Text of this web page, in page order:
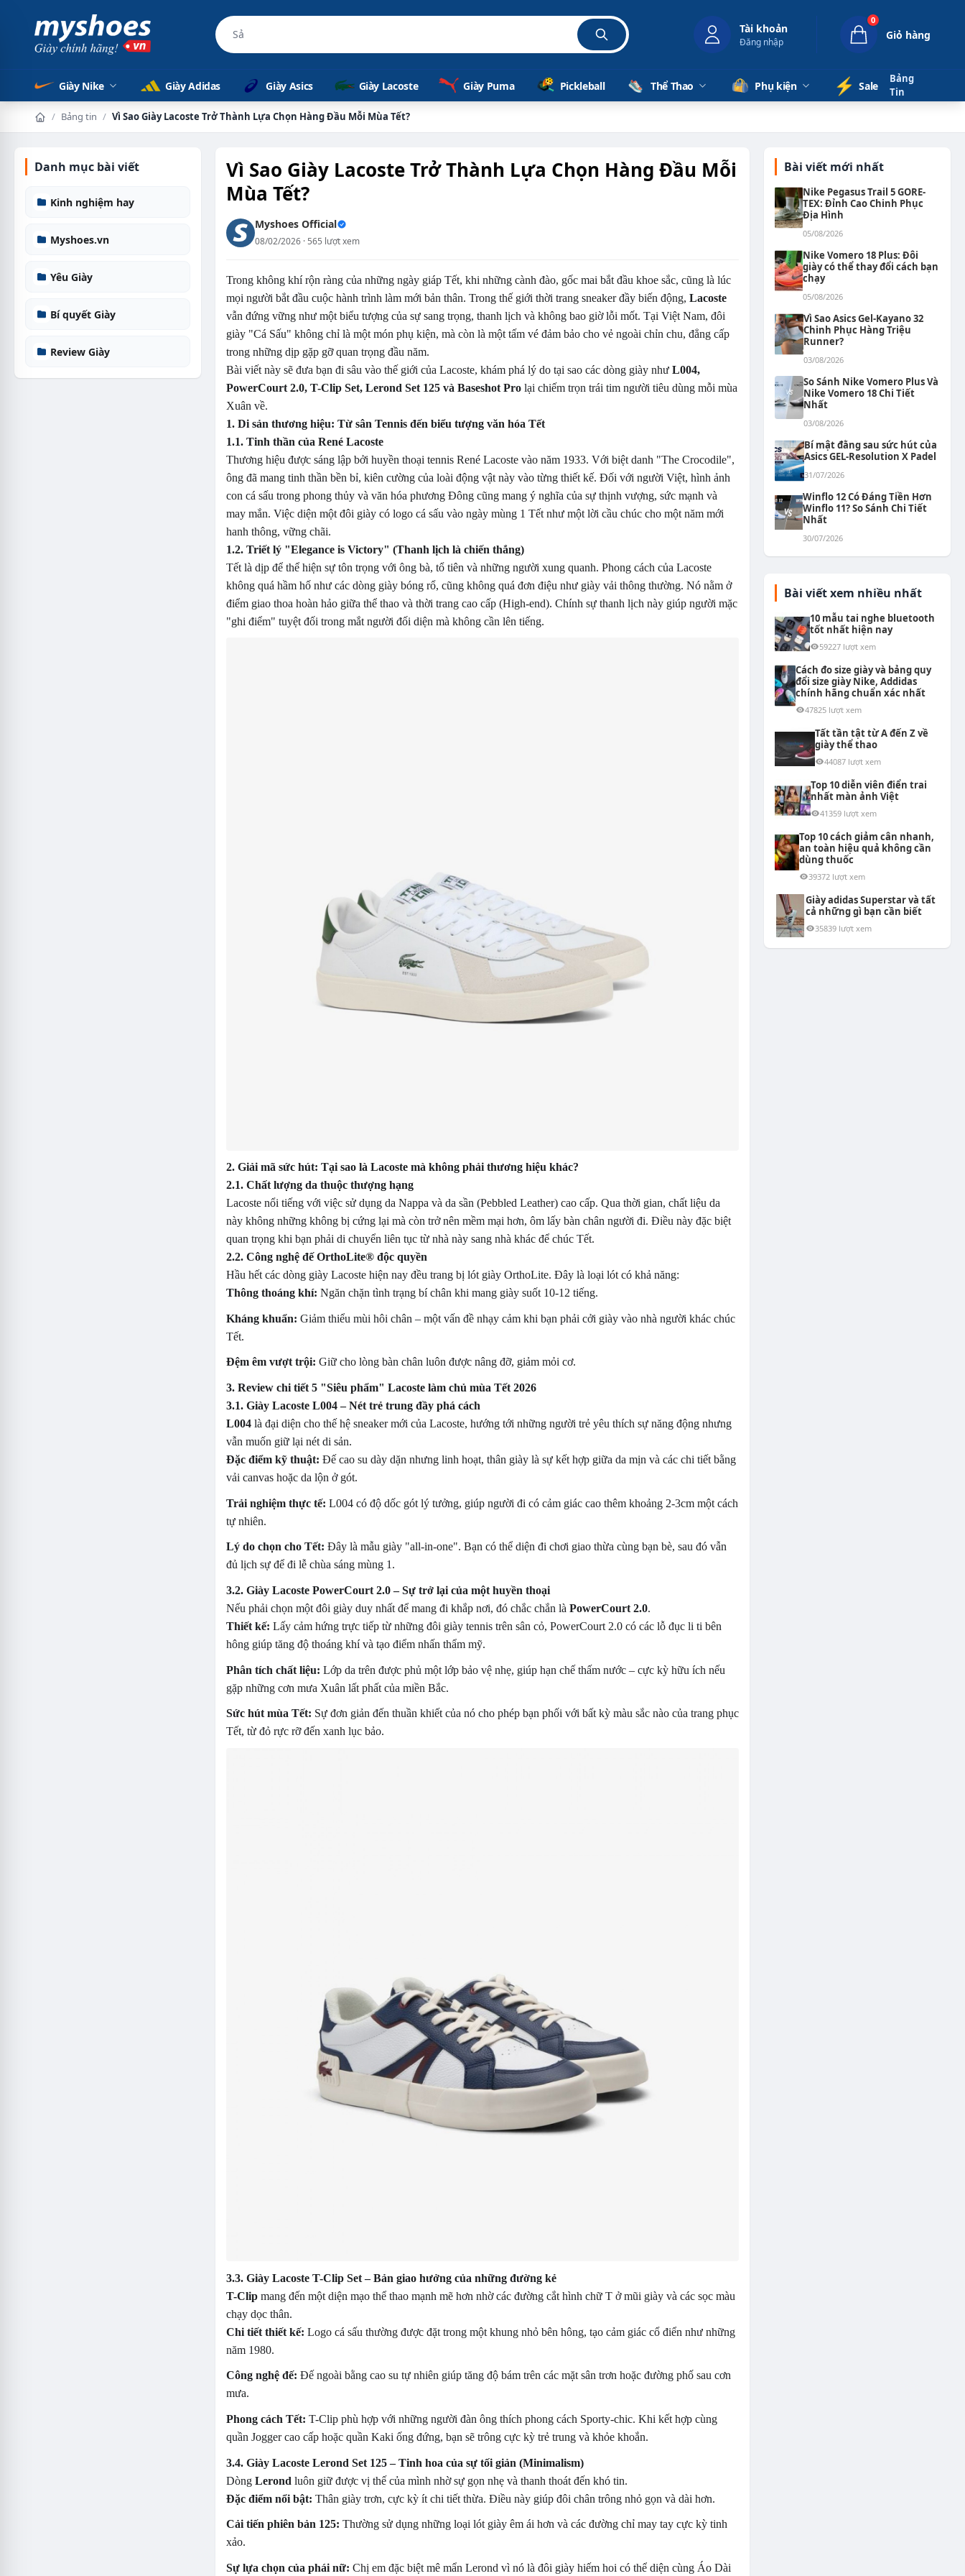
Sản phẩm chính Tài khoản
Đăng nhập
0
Giỏ hàng
Giày Nike Giày Adidas Giày Asics Giày Lacoste Giày Puma Pickleball Thể Thao Phụ kiện ⚡️ Sale
Bảng
Tin
/ Bảng tin / Vì Sao Giày Lacoste Trở Thành Lựa Chọn Hàng Đầu Mỗi Mùa Tết?
Danh mục bài viết
Kinh nghiệm hay
Myshoes.vn
Yêu Giày
Bí quyết Giày
Review Giày
Vì Sao Giày Lacoste Trở Thành Lựa Chọn Hàng Đầu Mỗi
Mùa Tết?
Myshoes Official
08/02/2026 · 565 lượt xem
Trong không khí rộn ràng của những ngày giáp Tết, khi những cành đào, gốc mai bắt đầu khoe sắc, cũng là lúc
mọi người bắt đầu cuộc hành trình làm mới bản thân. Trong thế giới thời trang sneaker đầy biến động, Lacoste
vẫn đứng vững như một biểu tượng của sự sang trọng, thanh lịch và không bao giờ lỗi mốt. Tại Việt Nam, đôi
giày "Cá Sấu" không chỉ là một món phụ kiện, mà còn là một tấm vé đảm bảo cho vẻ ngoài chỉn chu, đẳng cấp
trong những dịp gặp gỡ quan trọng đầu năm.
Bài viết này sẽ đưa bạn đi sâu vào thế giới của Lacoste, khám phá lý do tại sao các dòng giày như L004,
PowerCourt 2.0, T-Clip Set, Lerond Set 125 và Baseshot Pro lại chiếm trọn trái tim người tiêu dùng mỗi mùa
Xuân về.
1. Di sản thương hiệu: Từ sân Tennis đến biểu tượng văn hóa Tết
1.1. Tinh thần của René Lacoste
Thương hiệu được sáng lập bởi huyền thoại tennis René Lacoste vào năm 1933. Với biệt danh "The Crocodile",
ông đã mang tinh thần bền bỉ, kiên cường của loài động vật này vào từng thiết kế. Đối với người Việt, hình ảnh
con cá sấu trong phong thủy và văn hóa phương Đông cũng mang ý nghĩa của sự thịnh vượng, sức mạnh và
may mắn. Việc diện một đôi giày có logo cá sấu vào ngày mùng 1 Tết như một lời cầu chúc cho một năm mới
hanh thông, vững chãi.
1.2. Triết lý "Elegance is Victory" (Thanh lịch là chiến thắng)
Tết là dịp để thể hiện sự tôn trọng với ông bà, tổ tiên và những người xung quanh. Phong cách của Lacoste
không quá hầm hố như các dòng giày bóng rổ, cũng không quá đơn điệu như giày vải thông thường. Nó nằm ở
điểm giao thoa hoàn hảo giữa thể thao và thời trang cao cấp (High-end). Chính sự thanh lịch này giúp người mặc
"ghi điểm" tuyệt đối trong mắt người đối diện mà không cần lên tiếng.
2. Giải mã sức hút: Tại sao là Lacoste mà không phải thương hiệu khác?
2.1. Chất lượng da thuộc thượng hạng
Lacoste nổi tiếng với việc sử dụng da Nappa và da sần (Pebbled Leather) cao cấp. Qua thời gian, chất liệu da
này không những không bị cứng lại mà còn trở nên mềm mại hơn, ôm lấy bàn chân người đi. Điều này đặc biệt
quan trọng khi bạn phải di chuyển liên tục từ nhà này sang nhà khác để chúc Tết.
2.2. Công nghệ đế OrthoLite® độc quyền
Hầu hết các dòng giày Lacoste hiện nay đều trang bị lót giày OrthoLite. Đây là loại lót có khả năng:
Thông thoáng khí: Ngăn chặn tình trạng bí chân khi mang giày suốt 10-12 tiếng.
Kháng khuẩn: Giảm thiểu mùi hôi chân – một vấn đề nhạy cảm khi bạn phải cởi giày vào nhà người khác chúc
Tết.
Đệm êm vượt trội: Giữ cho lòng bàn chân luôn được nâng đỡ, giảm mỏi cơ.
3. Review chi tiết 5 "Siêu phẩm" Lacoste làm chủ mùa Tết 2026
3.1. Giày Lacoste L004 – Nét trẻ trung đầy phá cách
L004 là đại diện cho thế hệ sneaker mới của Lacoste, hướng tới những người trẻ yêu thích sự năng động nhưng
vẫn muốn giữ lại nét di sản.
Đặc điểm kỹ thuật: Đế cao su dày dặn nhưng linh hoạt, thân giày là sự kết hợp giữa da mịn và các chi tiết bằng
vải canvas hoặc da lộn ở gót.
Trải nghiệm thực tế: L004 có độ dốc gót lý tưởng, giúp người đi có cảm giác cao thêm khoảng 2-3cm một cách
tự nhiên.
Lý do chọn cho Tết: Đây là mẫu giày "all-in-one". Bạn có thể diện đi chơi giao thừa cùng bạn bè, sau đó vẫn
đủ lịch sự để đi lễ chùa sáng mùng 1.
3.2. Giày Lacoste PowerCourt 2.0 – Sự trở lại của một huyền thoại
Nếu phải chọn một đôi giày duy nhất để mang đi khắp nơi, đó chắc chắn là PowerCourt 2.0.
Thiết kế: Lấy cảm hứng trực tiếp từ những đôi giày tennis trên sân cỏ, PowerCourt 2.0 có các lỗ đục li ti bên
hông giúp tăng độ thoáng khí và tạo điểm nhấn thẩm mỹ.
Phân tích chất liệu: Lớp da trên được phủ một lớp bảo vệ nhẹ, giúp hạn chế thấm nước – cực kỳ hữu ích nếu
gặp những cơn mưa Xuân lất phất của miền Bắc.
Sức hút mùa Tết: Sự đơn giản đến thuần khiết của nó cho phép bạn phối với bất kỳ màu sắc nào của trang phục
Tết, từ đỏ rực rỡ đến xanh lục bảo.
3.3. Giày Lacoste T-Clip Set – Bản giao hưởng của những đường kẻ
T-Clip mang đến một diện mạo thể thao mạnh mẽ hơn nhờ các đường cắt hình chữ T ở mũi giày và các sọc màu
chạy dọc thân.
Chi tiết thiết kế: Logo cá sấu thường được đặt trong một khung nhỏ bên hông, tạo cảm giác cổ điển như những
năm 1980.
Công nghệ đế: Đế ngoài bằng cao su tự nhiên giúp tăng độ bám trên các mặt sân trơn hoặc đường phố sau cơn
mưa.
Phong cách Tết: T-Clip phù hợp với những người đàn ông thích phong cách Sporty-chic. Khi kết hợp cùng
quần Jogger cao cấp hoặc quần Kaki ống đứng, bạn sẽ trông cực kỳ trẻ trung và khỏe khoắn.
3.4. Giày Lacoste Lerond Set 125 – Tinh hoa của sự tối giản (Minimalism)
Dòng Lerond luôn giữ được vị thế của mình nhờ sự gọn nhẹ và thanh thoát đến khó tin.
Đặc điểm nổi bật: Thân giày trơn, cực kỳ ít chi tiết thừa. Điều này giúp đôi chân trông nhỏ gọn và dài hơn.
Cải tiến phiên bản 125: Thường sử dụng những loại lót giày êm ái hơn và các đường chỉ may tay cực kỳ tinh
xảo.
Sự lựa chọn của phái nữ: Chị em đặc biệt mê mẩn Lerond vì nó là đôi giày hiếm hoi có thể diện cùng Áo Dài
Bài viết mới nhất
Nike Pegasus Trail 5 GORE-
TEX: Đỉnh Cao Chinh Phục
Địa Hình
05/08/2026
Nike Vomero 18 Plus: Đôi
giày có thể thay đổi cách bạn
chạy
05/08/2026
Vì Sao Asics Gel-Kayano 32
Chinh Phục Hàng Triệu
Runner?
03/08/2026
So Sánh Nike Vomero Plus Và
Nike Vomero 18 Chi Tiết
Nhất
03/08/2026
Bí mật đằng sau sức hút của
Asics GEL-Resolution X Padel
31/07/2026
Winflo 12 Có Đáng Tiền Hơn
Winflo 11? So Sánh Chi Tiết
Nhất
30/07/2026
Bài viết xem nhiều nhất
10 mẫu tai nghe bluetooth
tốt nhất hiện nay
59227 lượt xem
Cách đo size giày và bảng quy
đổi size giày Nike, Addidas
chính hãng chuẩn xác nhất
47825 lượt xem
Tất tần tật từ A đến Z về
giày thể thao
44087 lượt xem
Top 10 diễn viên điển trai
nhất màn ảnh Việt
41359 lượt xem
Top 10 cách giảm cân nhanh,
an toàn hiệu quả không cần
dùng thuốc
39372 lượt xem
Giày adidas Superstar và tất
cả những gì bạn cần biết
35839 lượt xem